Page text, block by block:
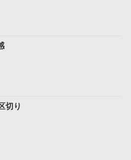
切り